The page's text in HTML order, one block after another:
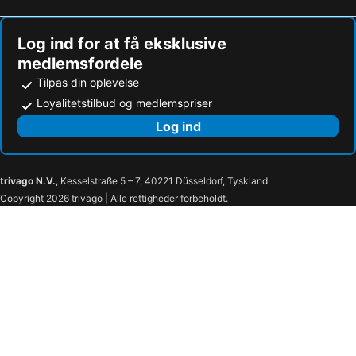
Hoteller – Tangermünde
Hoteller – Havelberg
Log ind for at få eksklusive
medlemsfordele
Tilpas din oplevelse
Loyalitetstilbud og medlemspriser
Log ind
trivago N.V., Kesselstraße 5 – 7, 40221 Düsseldorf, Tyskland
Copyright 2026 trivago | Alle rettigheder forbeholdt.